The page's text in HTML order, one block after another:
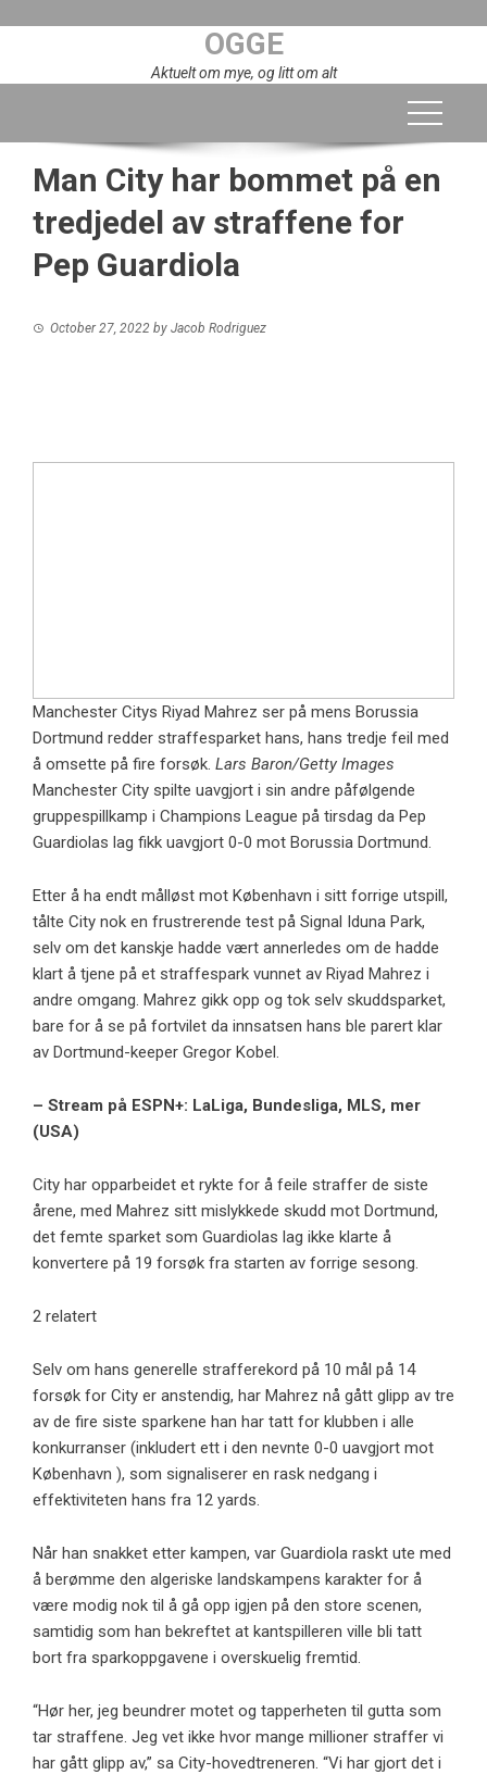
OGGE
Aktuelt om mye, og litt om alt
Man City har bommet på en
tredjedel av straffene for
Pep Guardiola
October 27, 2022 by Jacob Rodriguez
Manchester Citys Riyad Mahrez ser på mens Borussia
Dortmund redder straffesparket hans, hans tredje feil med
å omsette på fire forsøk. Lars Baron/Getty Images
Manchester City spilte uavgjort i sin andre påfølgende
gruppespillkamp i Champions League på tirsdag da Pep
Guardiolas lag fikk uavgjort 0-0 mot Borussia Dortmund.
Etter å ha endt målløst mot København i sitt forrige utspill,
tålte City nok en frustrerende test på Signal Iduna Park,
selv om det kanskje hadde vært annerledes om de hadde
klart å tjene på et straffespark vunnet av Riyad Mahrez i
andre omgang. Mahrez gikk opp og tok selv skuddsparket,
bare for å se på fortvilet da innsatsen hans ble parert klar
av Dortmund-keeper Gregor Kobel.
– Stream på ESPN+: LaLiga, Bundesliga, MLS, mer
(USA)
City har opparbeidet et rykte for å feile straffer de siste
årene, med Mahrez sitt mislykkede skudd mot Dortmund,
det femte sparket som Guardiolas lag ikke klarte å
konvertere på 19 forsøk fra starten av forrige sesong.
2 relatert
Selv om hans generelle strafferekord på 10 mål på 14
forsøk for City er anstendig, har Mahrez nå gått glipp av tre
av de fire siste sparkene han har tatt for klubben i alle
konkurranser (inkludert ett i den nevnte 0-0 uavgjort mot
København ), som signaliserer en rask nedgang i
effektiviteten hans fra 12 yards.
Når han snakket etter kampen, var Guardiola raskt ute med
å berømme den algeriske landskampens karakter for å
være modig nok til å gå opp igjen på den store scenen,
samtidig som han bekreftet at kantspilleren ville bli tatt
bort fra sparkoppgavene i overskuelig fremtid.
“Hør her, jeg beundrer motet og tapperheten til gutta som
tar straffene. Jeg vet ikke hvor mange millioner straffer vi
har gått glipp av,” sa City-hovedtreneren. “Vi har gjort det i